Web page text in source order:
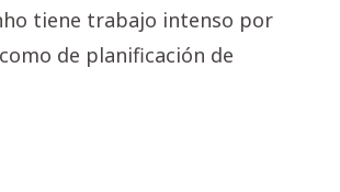
tiene trabajo intenso por
de planificación de